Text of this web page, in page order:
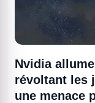
Nvidia
révoltant les
une menace